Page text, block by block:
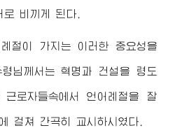
비끼게 된다.
절이 가지는 이러한 중요성을
령님께서 는 혁명과 건설을 령도
로자들속에서 언어례절을 잘
걸쳐 간곡히 교시하시였다.